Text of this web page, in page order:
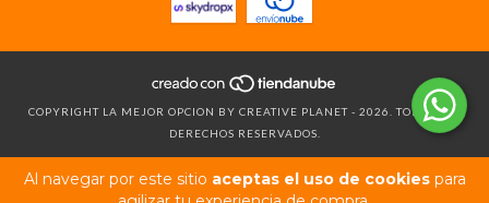
Al navegar por este sitio aceptas el uso de cookiespara
COPYRIGHT LA MEJOR OPCION BY CREATIVE PLANET - 2026. TODOS LOS
DERECHOS RESERVADOS.